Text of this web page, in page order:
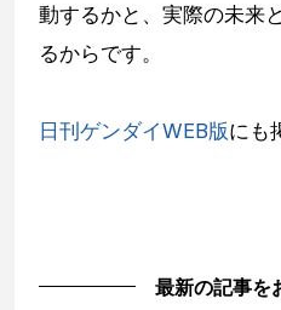
動するかと、実際の未来
るからです。
日刊ゲンダイWEB版にも
最新の記事を